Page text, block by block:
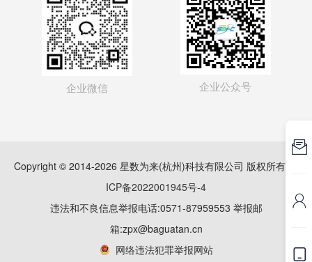
企业微信 企业公众号
Copyright © 2014-2026 星数为来(杭州)科技有限公司 版权所有
ICP备2022001945号-4
违法和不良信息举报电话:0571-87959553 举报邮
箱:zpx@baguatan.cn
网络违法犯罪举报网站


